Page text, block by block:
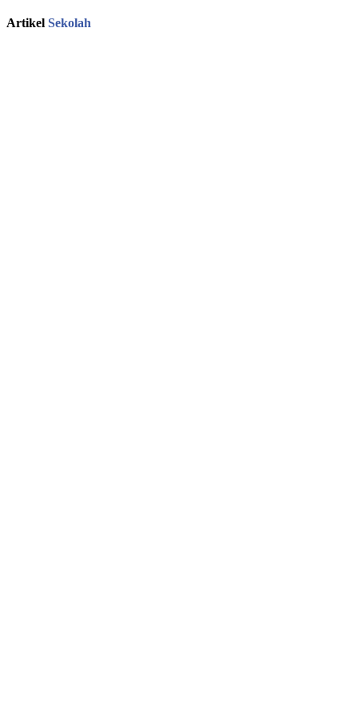
Artikel Sekolah